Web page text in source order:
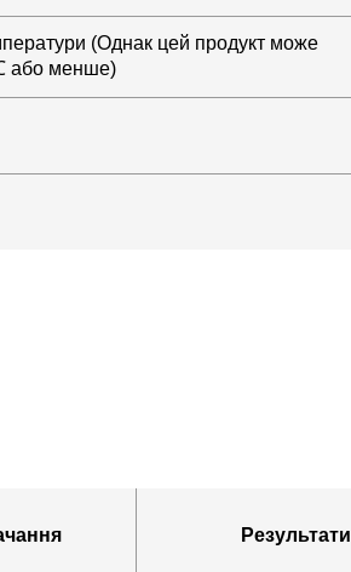
(Однак цей продукт може
або менше)
Результати